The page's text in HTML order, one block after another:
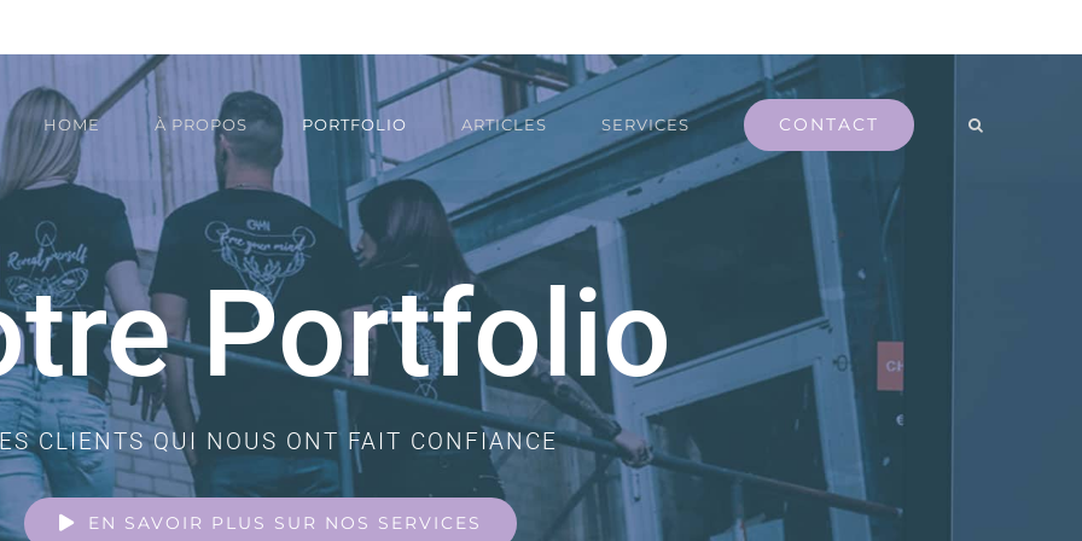
HOME À PROPOS PORTFOLIO ARTICLES SERVICES CONTACT
Portfolio
CLIENTS QUI NOUS ONT FAIT CONFIANCE
EN SAVOIR PLUS SUR NOS SERVICES